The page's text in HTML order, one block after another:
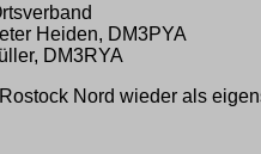
Heiden, DM3PYA
DM3RYA
Nord wieder als